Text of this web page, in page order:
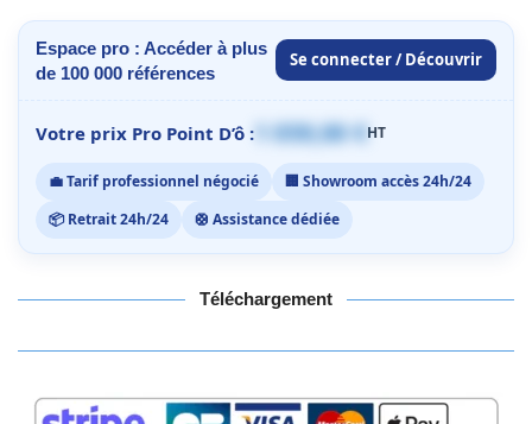
Espace pro : Accéder à plus
de 100 000 références
Se connecter / Découvrir
Votre prix Pro Point D’ô : 1 059,00 €HT
💼 Tarif professionnel négocié
🏢 Showroom accès 24h/24
📦 Retrait 24h/24
🛟 Assistance dédiée
Téléchargement